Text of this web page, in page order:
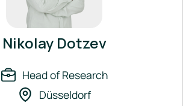
Nikolay Dotzev
Head of Research
Düsseldorf